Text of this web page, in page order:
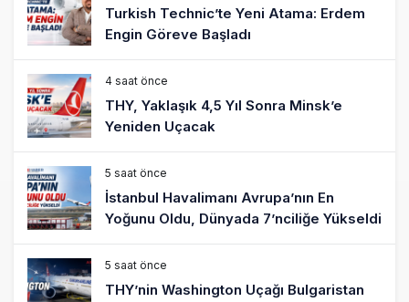
Turkish Technic’te Yeni Atama: Erdem
Engin Göreve Başladı
4 saat önce
THY, Yaklaşık 4,5 Yıl Sonra Minsk’e
Yeniden Uçacak
5 saat önce
İstanbul Havalimanı Avrupa’nın En
Yoğunu Oldu, Dünyada 7’nciliğe Yükseldi
5 saat önce
THY’nin Washington Uçağı Bulgaristan